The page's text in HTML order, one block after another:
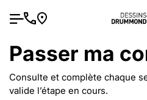
Passer ma
Consulte et complète chaque
valide l’étape en cours.